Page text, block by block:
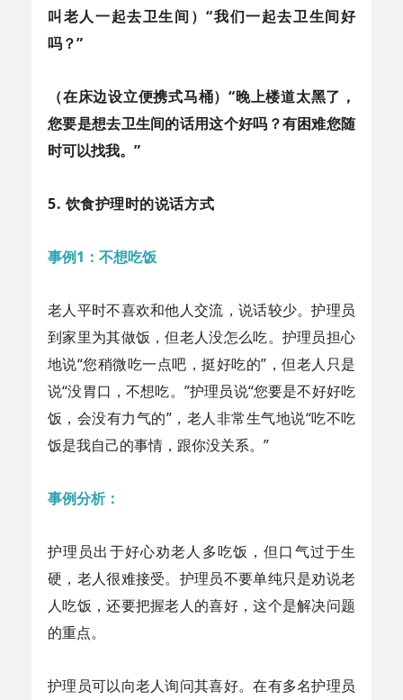
叫老人一起去卫生间）“我们一起去卫生间好
吗？”
（在床边设立便携式马桶）“晚上楼道太黑了，
您要是想去卫生间的话用这个好吗？有困难您随
时可以找我。”
5. 饮食护理时的说话方式
事例1：不想吃饭
老人平时不喜欢和他人交流，说话较少。护理员
到家里为其做饭，但老人没怎么吃。护理员担心
地说“您稍微吃一点吧，挺好吃的”，但老人只是
说“没胃口，不想吃。”护理员说“您要是不好好吃
饭，会没有力气的”，老人非常生气地说“吃不吃
饭是我自己的事情，跟你没关系。”
事例分析：
护理员出于好心劝老人多吃饭，但口气过于生
硬，老人很难接受。护理员不要单纯只是劝说老
人吃饭，还要把握老人的喜好，这个是解决问题
的重点。
护理员可以向老人询问其喜好。在有多名护理员